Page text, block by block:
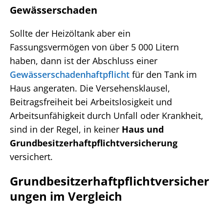
Gewässerschaden
Sollte der Heizöltank aber ein
Fassungsvermögen von über 5 000 Litern
haben, dann ist der Abschluss einer
Gewässerschadenhaftpflicht für den Tank im
Haus angeraten. Die Versehensklausel,
Beitragsfreiheit bei Arbeitslosigkeit und
Arbeitsunfähigkeit durch Unfall oder Krankheit,
sind in der Regel, in keiner Haus und
Grundbesitzerhaftpflichtversicherung
versichert.
Grundbesitzerhaftpflichtversicher
ungen im Vergleich